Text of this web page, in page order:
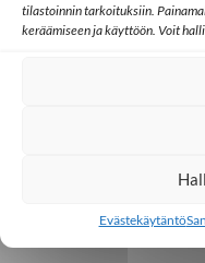
tilastoinnin tarkoituksiin.
keräämiseen ja käyttöön. Voit
Evästekäytäntö